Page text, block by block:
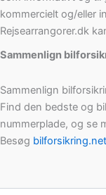
kommercielt og/eller
Rejsearrangorer.dk
Sammenlign
Sammenlign
Find den bedste og
nummerplade, og se
Besøg bilforsikring.net